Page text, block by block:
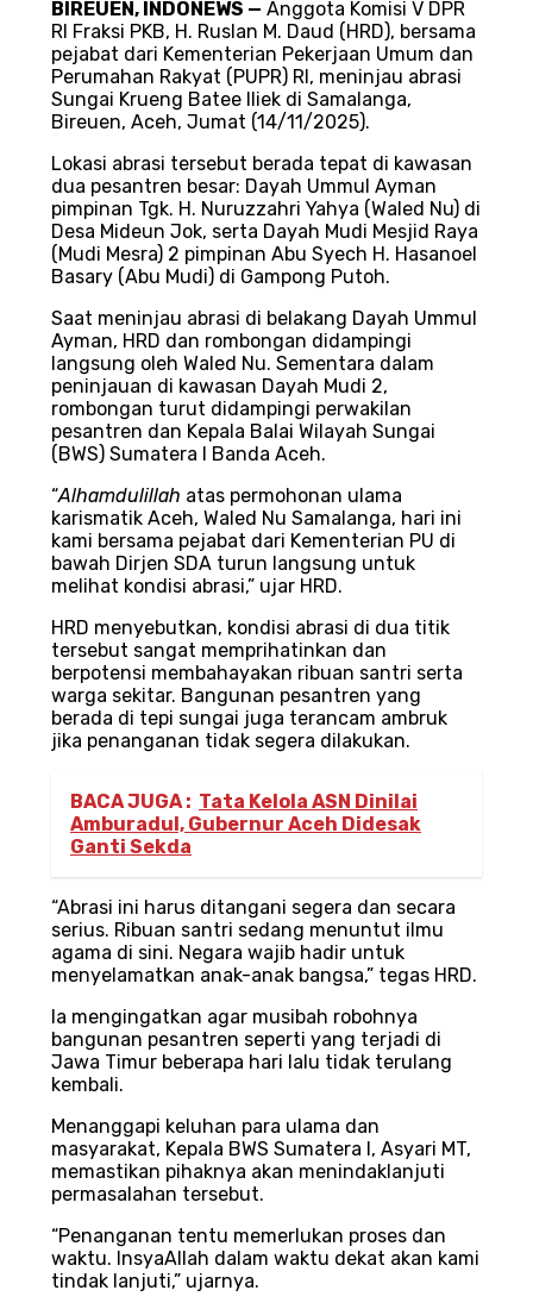
BIREUEN, INDONEWS — Anggota Komisi V DPR
RI Fraksi PKB, H. Ruslan M. Daud (HRD), bersama
pejabat dari Kementerian Pekerjaan Umum dan
Perumahan Rakyat (PUPR) RI, meninjau abrasi
Sungai Krueng Batee Iliek di Samalanga,
Bireuen, Aceh, Jumat (14/11/2025).
Lokasi abrasi tersebut berada tepat di kawasan
dua pesantren besar: Dayah Ummul Ayman
pimpinan Tgk. H. Nuruzzahri Yahya (Waled Nu) di
Desa Mideun Jok, serta Dayah Mudi Mesjid Raya
(Mudi Mesra) 2 pimpinan Abu Syech H. Hasanoel
Basary (Abu Mudi) di Gampong Putoh.
Saat meninjau abrasi di belakang Dayah Ummul
Ayman, HRD dan rombongan didampingi
langsung oleh Waled Nu. Sementara dalam
peninjauan di kawasan Dayah Mudi 2,
rombongan turut didampingi perwakilan
pesantren dan Kepala Balai Wilayah Sungai
(BWS) Sumatera I Banda Aceh.
“Alhamdulillah atas permohonan ulama
karismatik Aceh, Waled Nu Samalanga, hari ini
kami bersama pejabat dari Kementerian PU di
bawah Dirjen SDA turun langsung untuk
melihat kondisi abrasi,” ujar HRD.
HRD menyebutkan, kondisi abrasi di dua titik
tersebut sangat memprihatinkan dan
berpotensi membahayakan ribuan santri serta
warga sekitar. Bangunan pesantren yang
berada di tepi sungai juga terancam ambruk
jika penanganan tidak segera dilakukan.
BACA JUGA : Tata Kelola ASN Dinilai
Amburadul, Gubernur Aceh Didesak
Ganti Sekda
“Abrasi ini harus ditangani segera dan secara
serius. Ribuan santri sedang menuntut ilmu
agama di sini. Negara wajib hadir untuk
menyelamatkan anak-anak bangsa,” tegas HRD.
Ia mengingatkan agar musibah robohnya
bangunan pesantren seperti yang terjadi di
Jawa Timur beberapa hari lalu tidak terulang
kembali.
Menanggapi keluhan para ulama dan
masyarakat, Kepala BWS Sumatera I, Asyari MT,
memastikan pihaknya akan menindaklanjuti
permasalahan tersebut.
“Penanganan tentu memerlukan proses dan
waktu. InsyaAllah dalam waktu dekat akan kami
tindak lanjuti,” ujarnya.